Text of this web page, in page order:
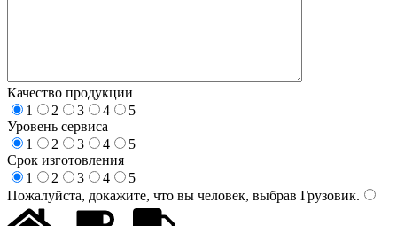
Качество продукции
1
2 3 4
5
Уровень сервиса
1
2 3 4
5
Срок изготовления
1
2 3 4
5
Пожалуйста, докажите, что вы человек, выбрав Грузовик.